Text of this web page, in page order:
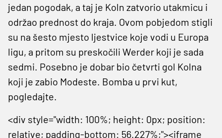
jedan pogodak, a taj je Koln zatvorio utakmicu i
održao prednost do kraja. Ovom pobjedom stigli
su na šesto mjesto ljestvice koje vodi u Europa
ligu, a pritom su preskočili Werder koji je sada
sedmi. Posebno je dobar bio četvrti gol Kolna
koji je zabio Modeste. Bomba u prvi kut,
pogledajte.
<div style="width: 100%; height: 0px; position:
relative; padding-bottom: 56.227%;"><iframe